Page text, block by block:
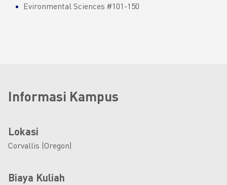
Evironmental Sciences #101-150
Informasi Kampus
Lokasi
Corvallis (Oregon)
Biaya Kuliah